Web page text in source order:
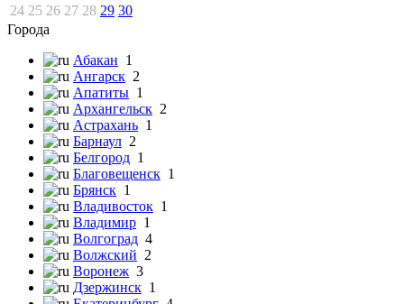
24 25 26 27 28 29 30
Города
Абакан 1
Ангарск 2
Апатиты 1
Архангельск 2
Астрахань 1
Барнаул 2
Белгород 1
Благовещенск 1
Брянск 1
Владивосток 1
Владимир 1
Волгоград 4
Волжский 2
Воронеж 3
Дзержинск 1